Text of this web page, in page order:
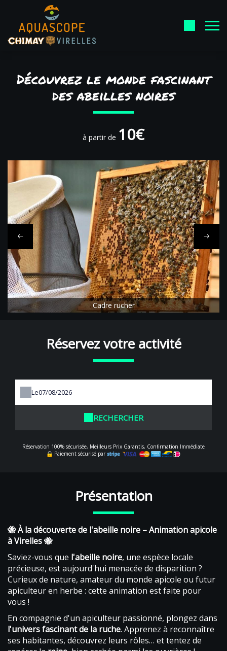
Découvrez le monde fascinant
des abeilles noires
à partir de 10€
Cadre rucher
Réservez votre activité
Le
RECHERCHER
Réservation 100% sécurisée, Meilleurs Prix Garantis, Confirmation Immédiate
Paiement sécurisé par
Présentation
🐝 À la découverte de l'abeille noire – Animation apicole
à Virelles 🐝
Saviez-vous que l'abeille noire, une espèce locale
précieuse, est aujourd'hui menacée de disparition ?
Curieux de nature, amateur du monde apicole ou futur
apiculteur en herbe : cette animation est faite pour
vous !
En compagnie d'un apiculteur passionné, plongez dans
l'univers fascinant de la ruche. Apprenez à reconnaître
ses habitantes, découvrez leurs rôles… et tentez de